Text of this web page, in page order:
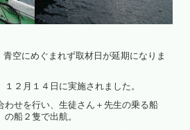
空にめぐまれず取材日が延期になりま
２月１４日に実施されました。
わせを行い、生徒さん＋先生の乗る船
船２隻で出航。